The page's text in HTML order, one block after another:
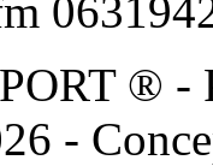
® -
-